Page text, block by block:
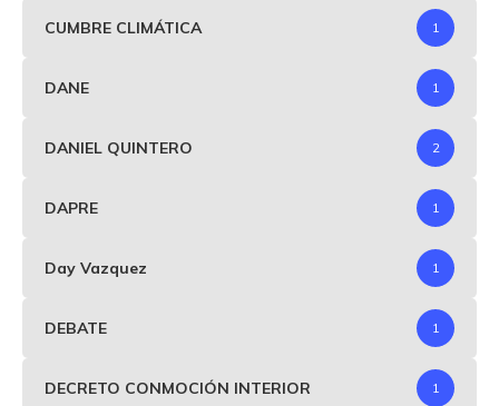
CUMBRE CLIMÁTICA 1
DANE 1
DANIEL QUINTERO 2
DAPRE 1
Day Vazquez 1
DEBATE 1
DECRETO CONMOCIÓN INTERIOR 1